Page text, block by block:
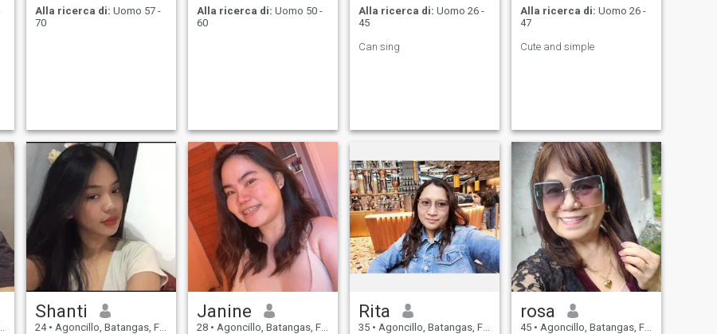
Alla ricerca di: Uomo 57 -
70
Alla ricerca di: Uomo 50 -
60
Alla ricerca di: Uomo 26 -
45
Can sing
Alla ricerca di: Uomo 26 -
47
Cute and simple
Shanti
24 • Agoncillo, Batangas, Filippine
Janine
28 • Agoncillo, Batangas, Filippine
Rita
35 • Agoncillo, Batangas, Filippine
rosa
45 • Agoncillo, Batangas, Filippine